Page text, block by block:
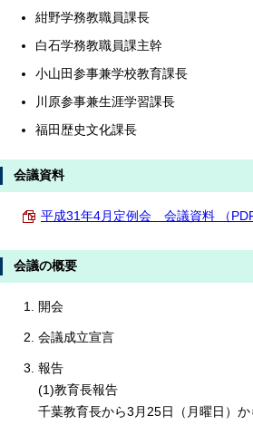
紺野学務教職員課長
白石学務教職員課主幹
小山田参事兼学校教育課長
川原参事兼生涯学習課長
福田歴史文化課長
会議資料
平成31年4月定例会 会議資料 （PDF
会議の概要
開会
会議成立宣言
報告
(1)教育長報告
千葉教育長から3月25日（月曜日）